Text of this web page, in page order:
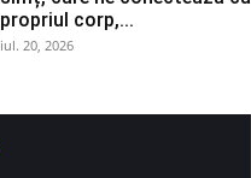
propriul corp,...
iul. 20, 2026